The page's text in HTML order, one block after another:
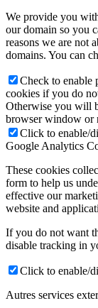
We provide you
our domain so you
reasons we are not
domains. You can
Check to enable
cookies if you do
Otherwise you will
browser window or
Click to enable/
Google Analytics
These cookies
form to help us
effective our
website and
If you do not want
disable tracking in
Click to enable/
Autres services